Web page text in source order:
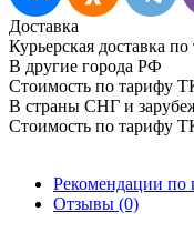
Доставка
Курьерская доставка
В другие города РФ
Стоимость по тарифу
В страны СНГ и
Стоимость по тарифу
Рекомендации
Отзывы (0)